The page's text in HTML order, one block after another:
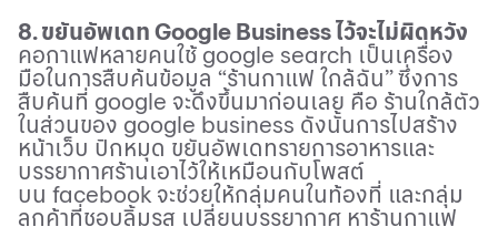
8. ขยันอัพเดท Google Businessไว้จะไม่ผิดหวัง
คอกาแฟหลายคนใช้ google search เป็นเครื่อง
มือในการสืบค้นข้อมูล “ร้านกาแฟ ใกล้ฉัน” ซึ่งการ
สืบค้นที่ google จะดึงขึ้นมาก่อนเลย คือ ร้านใกล้ตัว
ในส่วนของ google business ดังนั้นการไปสร้าง
หน้าเว็บ ปักหมุด ขยันอัพเดทรายการอาหารและ
บรรยากาศร้านเอาไว้ให้เหมือนกับโพสต์
บน facebook จะช่วยให้กลุ่มคนในท้องที่ และกลุ่ม
ลูกค้าที่ชอบลิ้มรส เปลี่ยนบรรยากาศ หาร้านกาแฟ